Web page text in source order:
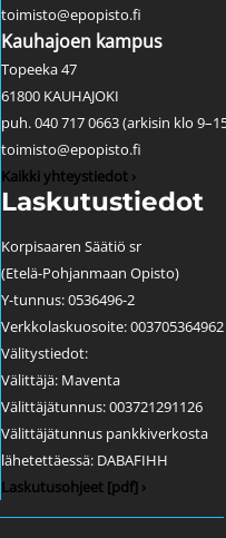
toimisto@epopisto.fi
Kauhajoen kampus
Topeeka 47
61800 KAUHAJOKI
puh. 040 717 0663 (arkisin klo
toimisto@epopisto.fi
Kaikki yhteystiedot ›
Laskutustiedot
Korpisaaren Säätiö sr
(Etelä-Pohjanmaan Opisto)
Y-tunnus: 0536496-2
Verkkolaskuosoite: 003705364962
Välitystiedot:
Välittäjä: Maventa
Välittäjätunnus: 003721291126
Välittäjätunnus pankkiverkosta
lähetettäessä: DABAFIHH
Laskutusohjeet [pdf] ›